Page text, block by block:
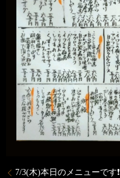
7/3(木)本日のメニューです❗️